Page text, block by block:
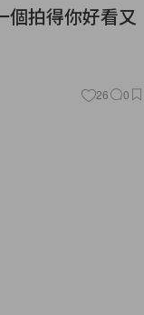
個拍得你好看又
26 0